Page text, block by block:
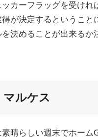
カーフラッグを受けれ
が決定するということ
決めることが出来るか
ルケス
素晴らしい週末でホーム